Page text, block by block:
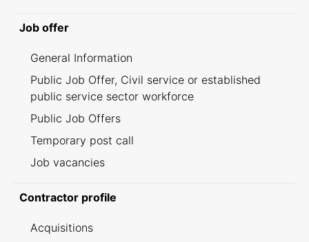
Job offer
General Information
Public Job Offer, Civil service or established
public service sector workforce
Public Job Offers
Temporary post call
Job vacancies
Contractor profile
Acquisitions